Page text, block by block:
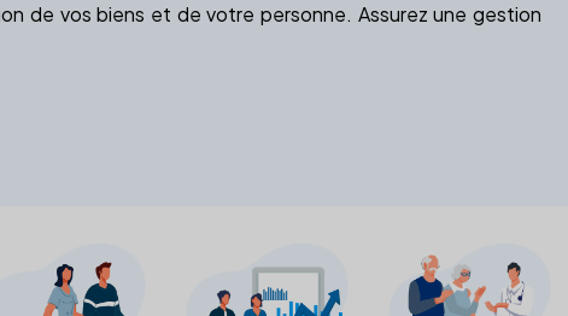
de vos biens et de votre personne. Assurez une gestion